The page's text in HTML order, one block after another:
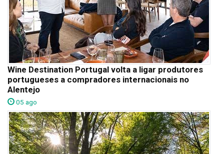
Wine Destination Portugal volta a ligar produtores
portugueses a compradores internacionais no
Alentejo
05 ago